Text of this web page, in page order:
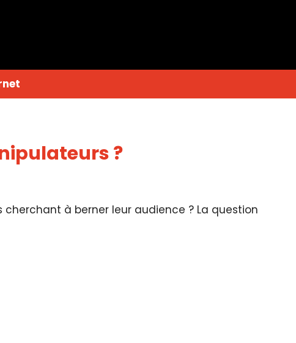
?
à berner leur audience ? La question